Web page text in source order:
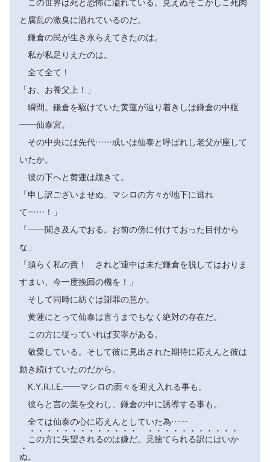
この世界は死と恐怖に溢れている。見えぬそこかしこ死肉
と腐乱の激臭に溢れているのだ。
鎌倉の民が生き永らえてきたのは。
私が私足りえたのは。
全て全て！
「お、お養父上！」
瞬間。鎌倉を駆けていた黄蓮が辿り着きしは鎌倉の中枢
――仙泰宮。
その中央には先代……或いは仙泰と呼ばれし老父が座して
いたか。
彼の下へと黄蓮は跪きて。
「申し訳ございませぬ、マシロの方々が地下に逃れ
て……！」
「――聞き及んでおる。お前の傍に付けておった目付から
な」
「須らく私の責！ されど連中は未だ鎌倉を脱してはおりま
すまい、今一度挽回の機を！」
そして同時に紡ぐは謝罪の意か。
黄蓮にとって仙泰は言うまでもなく絶対の存在だ。
この方に従っていれば安寧がある。
敬愛している。そして彼に見出された期待に応えんと彼は
動き続けていたのだから。
K.Y.R.I.E.――マシロの面々を迎え入れる事も。
彼らと言の葉を交わし、鎌倉の中に誘導する事も。
全ては仙泰の心に応えんとしていた為……
こ

の

方

に

失

望

さ

れ

る

の

は

嫌

だ

。 見

捨

て

ら

れ

る

訳

に

は

い

か

ぬ

。